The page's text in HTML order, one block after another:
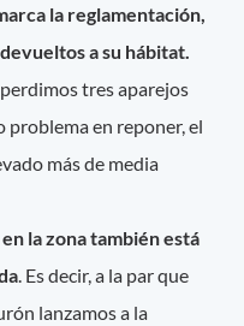
la reglamentación,
a su hábitat.
tres aparejos
problema en reponer, el
más de media
en la zona también está
. Es decir, a la par que
lanzamos a la